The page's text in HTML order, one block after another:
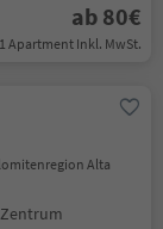
ab 80€
Apartment Inkl. MwSt.
Alta